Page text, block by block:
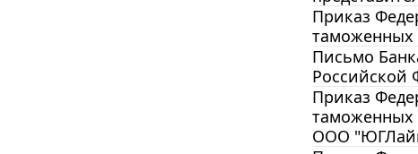
Приказ
таможенных
Письмо
Российской
Приказ
таможенных
ООО